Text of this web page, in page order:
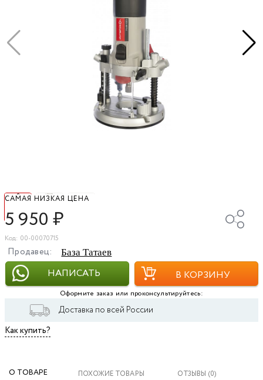
САМАЯ НИЗКАЯ ЦЕНА
5 950₽
Код: 00-00070715
Продавец: База Татаев
НАПИСАТЬ В КОРЗИНУ
Оформите заказ или проконсультируйтесь:
Доставка по всей России
Как купить?
О ТОВАРЕ ПОХОЖИЕ ТОВАРЫ ОТЗЫВЫ (0)